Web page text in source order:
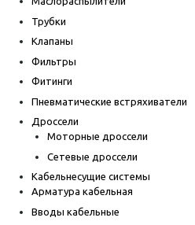
Трубки
Клапаны
Фильтры
Фитинги
Пневматические встряхиватели
Дроссели
Моторные дроссели
Сетевые дроссели
Кабельнесущие системы
Арматура кабельная
Вводы кабельные